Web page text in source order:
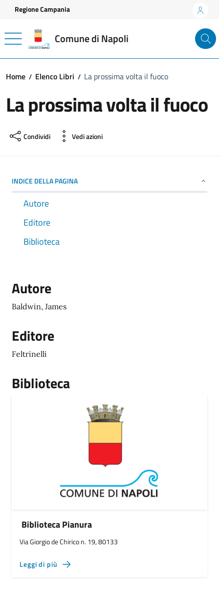
Vai ai contenuti
Vai al footer
Regione Campania
Comune di Napoli
Home Elenco Libri La prossima volta il fuoco
La prossima volta il fuoco
Condividi Vedi azioni
INDICE DELLA PAGINA
Autore
Editore
Biblioteca
Autore
Baldwin, James
Editore
Feltrinelli
Biblioteca
Biblioteca Pianura
Via Giorgio de Chirico n. 19, 80133
Leggi di più